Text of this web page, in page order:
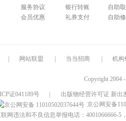
服务协议
会员优惠
银行转账
礼券支付
自助
自助
网站联盟 当当招商 机构
Copyright 2004
证041189号
出版物经营许可证 新出
京公网安备
网违法和不良信息举报电话：4001066666-5